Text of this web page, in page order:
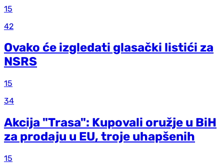
15
42
Ovako će izgledati glasački listići za
NSRS
15
34
Akcija "Trasa": Kupovali oružje u BiH
za prodaju u EU, troje uhapšenih
15